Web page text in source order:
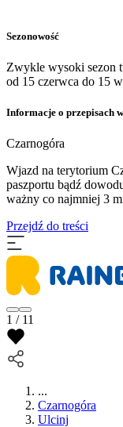
Sezonowość
Zwykle wysoki sezon
od 15 czerwca do 15
Informacje o przepisach
Czarnogóra
Wjazd na terytorium
paszportu bądź
ważny co najmniej 3
Przejdź do treści
1 / 11
...
Czarnogóra
Ulcinj